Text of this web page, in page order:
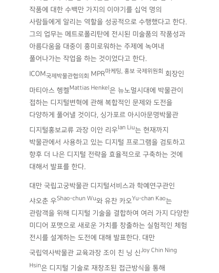
작품에 대한 수백만 가지의 이야기를 십억 명의
사람들에게 알리는 역할을 성공적으로 수행했다고 한다.
그의 업무는 메트로폴리탄에 전시된 미술품의 작품성과
아름다움을 대중이 흥미로워하는 주제에 녹여내
풀어나가는 작업을 하는 것이었다고 한다.
ICOM국제박물관협의회 MPR마케팅, 홍보 국제위원회 회장인
마티아스 헹켈Mattias Henkel 은 뉴노멀시대에 박물관이
접하는 디지털변혁에 관해 복합적인 문제와 도전을
다양하게 풀어낼 것이다, 싱가포르 아시아문명박물관
디지털홍보교류 과장 이안 리우Ian Liu는 현재까지
박물관에서 사용하고 있는 디지털 프로그램을 검토하고
향후 더 나은 디지털 전략을 효율적으로 구축하는 것에
대해서 발표를 한다.
대만 국립고궁박물관 디지털서비스과 학예연구관인
샤오춘 우Shao-chun Wu와 유찬 카오Yu-chan Kao는
관람객을 위해 디지털 기술을 결합하여 여러 가지 다양한
미디어 포맷으로 새로운 가치를 창출하는 실험적인 체험
전시를 설계하는 도전에 대해 발표한다. 대만
국립역사박물관 교육과장 조이 친 닝 신Joy Chin Ning
Hsin은 디지털 기술로 재창조된 접근방식을 통해